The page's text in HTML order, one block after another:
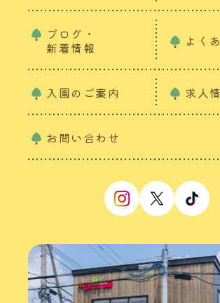
ブログ・
新着情報
よく
入園のご案内 求人
お問い合わせ